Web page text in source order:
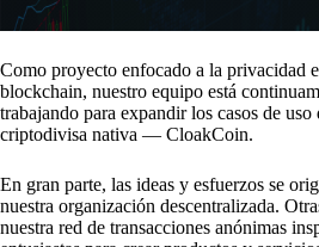
Como proyecto enfocado a la privacidad
blockchain, nuestro equipo está
trabajando para expandir los casos de uso
criptodivisa nativa — CloakCoin.
En gran parte, las ideas y esfuerzos se
nuestra organización descentralizada.
nuestra red de transacciones anónimas